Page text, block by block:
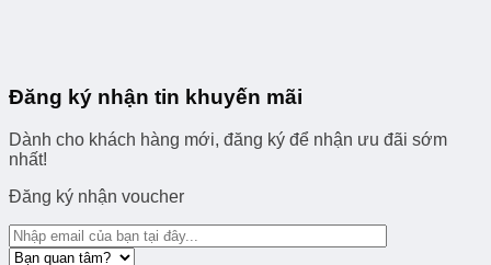
Đăng ký nhận tin khuyến mãi
Dành cho khách hàng mới, đăng ký để nhận ưu đãi sớm
nhất!
Đăng ký nhận voucher